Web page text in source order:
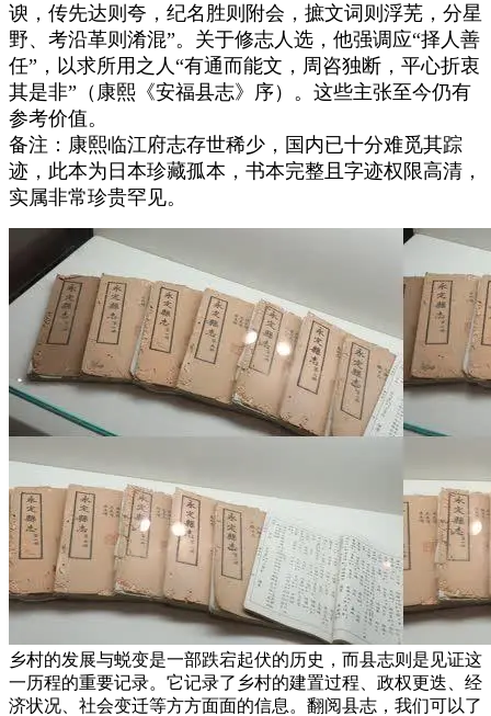
谀，传先达则夸，纪名胜则附会，摭文词则浮芜，分星
野、考沿革则淆混”。关于修志人选，他强调应“择人善
任”，以求所用之人“有通而能文，周咨独断，平心折衷
其是非”（康熙《安福县志》序）。这些主张至今仍有
参考价值。
备注：康熙临江府志存世稀少，国内已十分难觅其踪
迹，此本为日本珍藏孤本，书本完整且字迹权限高清，
实属非常珍贵罕见。
乡村的发展与蜕变是一部跌宕起伏的历史，而县志则是见证这
一历程的重要记录。它记录了乡村的建置过程、政权更迭、经
济状况、社会变迁等方方面面的信息。翻阅县志，我们可以了